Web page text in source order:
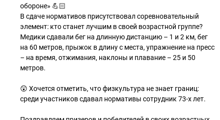
обороне» 💪🏻
В сдаче нормативов присутствовал соревновательный
элемент: кто станет лучшим в своей возрастной группе?
Медики сдавали бег на длинную дистанцию – 1 и 2 км, бег
на 60 метров, прыжок в длину с места, упражнение на пресс
– на время, отжимания, наклоны и плавание – 25 и 50
метров.
😲 Хочется отметить, что физкультура не знает границ:
среди участников сдавал нормативы сотрудник 73-х лет.